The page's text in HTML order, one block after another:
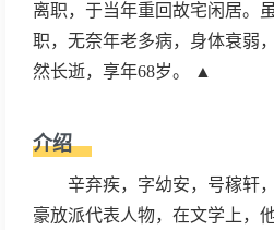
离职，于当年重回故宅闲居。
职，无奈年老多病，身体衰弱
然长逝，享年68岁。 ▲
介绍
辛弃疾，字幼安，号稼轩，
豪放派代表人物，在文学上，